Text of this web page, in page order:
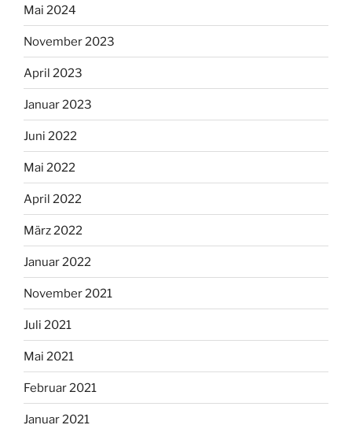
Mai 2024
November 2023
April 2023
Januar 2023
Juni 2022
Mai 2022
April 2022
März 2022
Januar 2022
November 2021
Juli 2021
Mai 2021
Februar 2021
Januar 2021